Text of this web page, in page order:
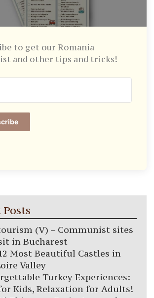
to get our Romania
and other tips and tricks!
Posts
(V) – Communist sites
in Bucharest
Most Beautiful Castles in
Valley
Turkey Experiences:
Kids, Relaxation for Adults!